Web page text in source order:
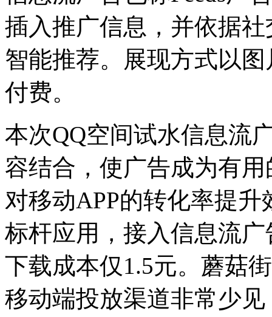
插入推广信息，并依据
智能推荐。展现方式以
付费。
本次QQ空间试水信息流
容结合，使广告成为有用
对移动APP的转化率提
标杆应用，接入信息流
下载成本仅1.5元。蘑菇
移动端投放渠道非常少